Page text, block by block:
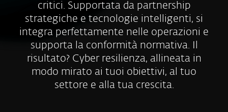
critici. Supportata da partnership
strategiche e tecnologie intelligenti, si
integra perfettamente nelle operazioni e
supporta la conformità normativa. Il
risultato? Cyber resilienza, allineata in
modo mirato ai tuoi obiettivi, al tuo
settore e alla tua crescita.